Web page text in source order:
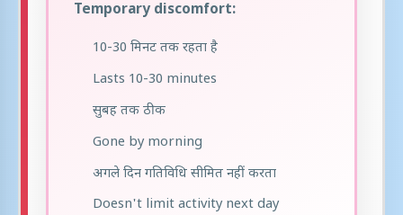
Temporary discomfort:
10-30 मिनट तक रहता है
Lasts 10-30 minutes
सुबह तक ठीक
Gone by morning
अगले दिन गतिविधि सीमित नहीं करता
Doesn't limit activity next day